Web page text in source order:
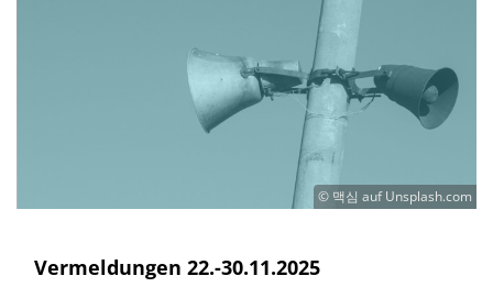
© 맥심 auf Unsplash.com
Vermeldungen 22.-30.11.2025